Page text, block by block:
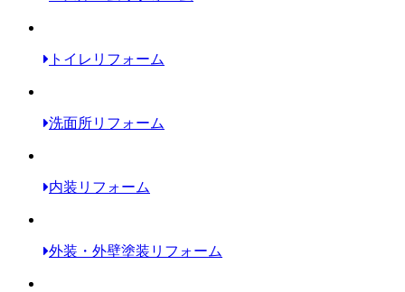
トイレリフォーム
洗面所リフォーム
内装リフォーム
外装・外壁塗装リフォーム